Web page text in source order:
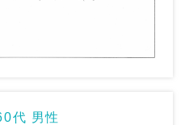
代 男性